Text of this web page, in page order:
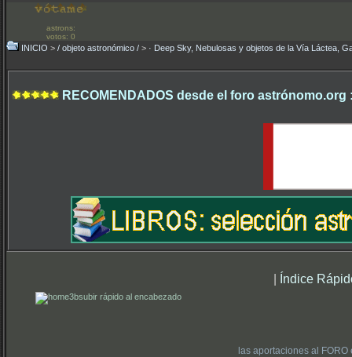
astrons:
votos: 0
INICIO > / objeto astronómico / > · Deep Sky, Nebulosas y objetos de la Vía Láctea,
RECOMENDADOS desde el foro astrónomo.org
| Índice
subir rápido al encabezado
las aportaciones al